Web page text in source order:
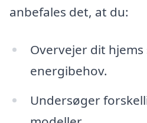
anbefales det, at du:
Overvejer dit
energibehov.
Undersøger